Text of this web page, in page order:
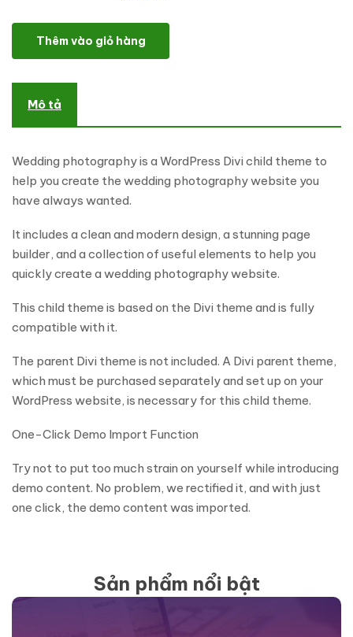
Wedding Photography WordPress Divi Child Theme WordPress
Thêm vào giỏ hàng
Mô tả
Wedding photography is a WordPress Divi child theme to
help you create the wedding photography website you
have always wanted.
It includes a clean and modern design, a stunning page
builder, and a collection of useful elements to help you
quickly create a wedding photography website.
This child theme is based on the Divi theme and is fully
compatible with it.
The parent Divi theme is not included. A Divi parent theme,
which must be purchased separately and set up on your
WordPress website, is necessary for this child theme.
One-Click Demo Import Function
Try not to put too much strain on yourself while introducing
demo content. No problem, we rectified it, and with just
one click, the demo content was imported.
Sản phẩm nổi bật